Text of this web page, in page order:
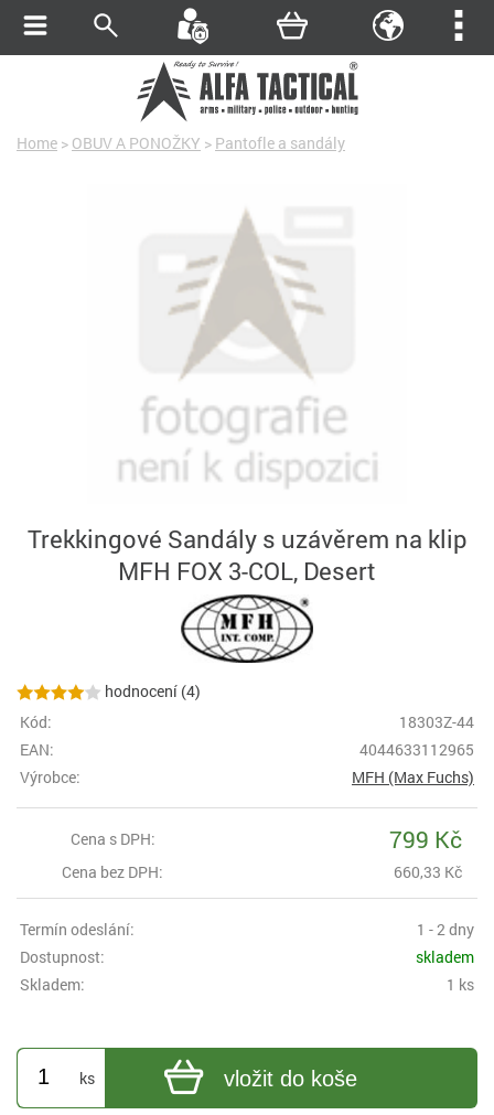
Home > OBUV A PONOŽKY > Pantofle a sandály
Trekkingové Sandály s uzávěrem na klip
MFH FOX 3-COL, Desert
hodnocení (4)
Kód:
18303Z-44
EAN:
4044633112965
Výrobce:
MFH (Max Fuchs)
Cena s DPH: 799 Kč
Cena bez DPH: 660,33 Kč
Termín odeslání:
1 - 2 dny
Dostupnost:
skladem
Skladem:
1 ks
ks vložit do koše